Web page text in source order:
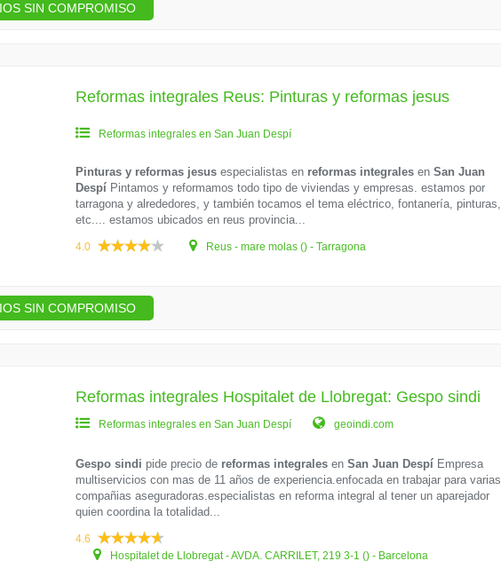
SIN COMPROMISO
Reformas integrales Reus: Pinturas y reformas jesus
Reformas integrales en San Juan Despí
Pinturas y reformas jesus especialistas en reformas integrales enSan Juan
Despí Pintamos y reformamos todo tipo de viviendas y empresas. estamos por
tarragona y alrededores, y también tocamos el tema eléctrico, fontanería, pinturas,
etc.... estamos ubicados en reus provincia...
4.0 Reus - mare molas () - Tarragona
SIN COMPROMISO
Reformas integrales Hospitalet de Llobregat: Gespo sindi
Reformas integrales en San Juan Despí geoindi.com
Gespo sindi pide precio de reformas integrales enSan Juan Despí Empresa
multiservicios con mas de 11 años de experiencia.enfocada en trabajar para varias
compañias aseguradoras.especialistas en reforma integral al tener un aparejador
quien coordina la totalidad...
4.6
Hospitalet de Llobregat - AVDA. CARRILET, 219 3-1 () - Barcelona